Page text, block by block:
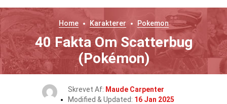
Home Karakterer Pokemon
40 Fakta Om Scatterbug
(Pokémon)
Skrevet Af: Maude Carpenter
Modified & Updated: 16 Jan 2025